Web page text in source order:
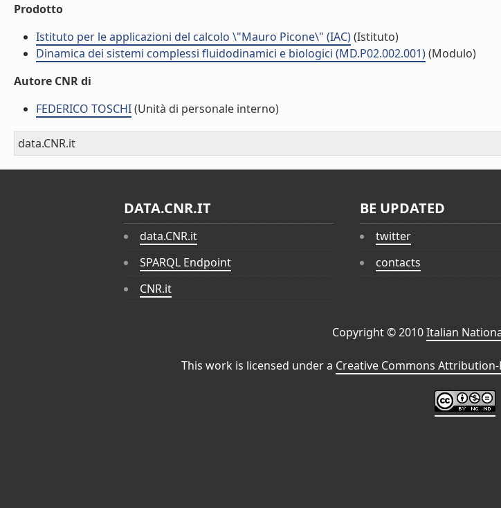
Prodotto
Istituto per le applicazioni del calcolo \"Mauro Picone\" (IAC)(Istituto)
Dinamica dei sistemi complessi fluidodinamici e biologici (MD.P02.002.001)(Modulo)
Autore CNR di
FEDERICO TOSCHI(Unità di personale interno)
data.CNR.it
DATA.CNR.IT
data.CNR.it
SPARQL Endpoint
CNR.it
BE UPDATED
twitter
contacts
Copyright © 2010Italian
This work is licensed under a Creative Commons